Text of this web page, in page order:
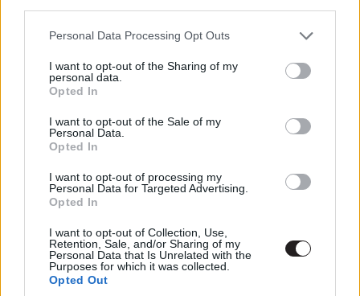
Please note that this website/app uses one or more Google
not limited to your visit or usage behaviour. You may click to
grant or deny consent to Google and its third-party tags to
use your data for below specified purposes in below Google
consent section.
Personal Data Processing Opt Outs
I want to opt-out of the Sharing of my
personal data.
Opted In
I want to opt-out of the Sale of my
Personal Data.
Opted In
I want to opt-out of processing my
Personal Data for Targeted Advertising.
Opted In
I want to opt-out of Collection, Use,
Retention, Sale, and/or Sharing of my
Personal Data that Is Unrelated with the
Purposes for which it was collected.
Opted Out
Legjobb film
Szólíts a neveden!
A legsötétebb óra
A víz érintése
Legjobb Brit film